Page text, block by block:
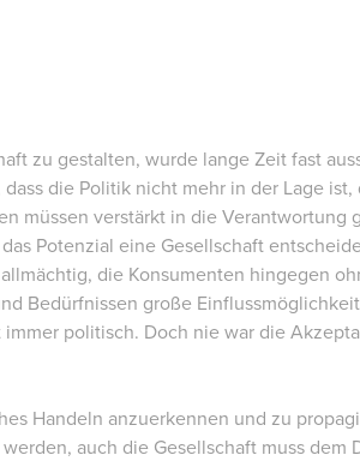
zu gestalten, wurde lange Zeit fast
die Politik nicht mehr in der Lage
müssen verstärkt in die Verantwortung
Potenzial eine Gesellschaft
die Konsumenten hingegen
Bedürfnissen große
politisch. Doch nie war die
Handeln anzuerkennen und zu
auch die Gesellschaft muss dem